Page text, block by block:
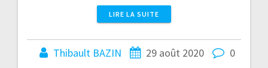
LIRE LA SUITE
Thibault BAZIN 29 août 2020 0